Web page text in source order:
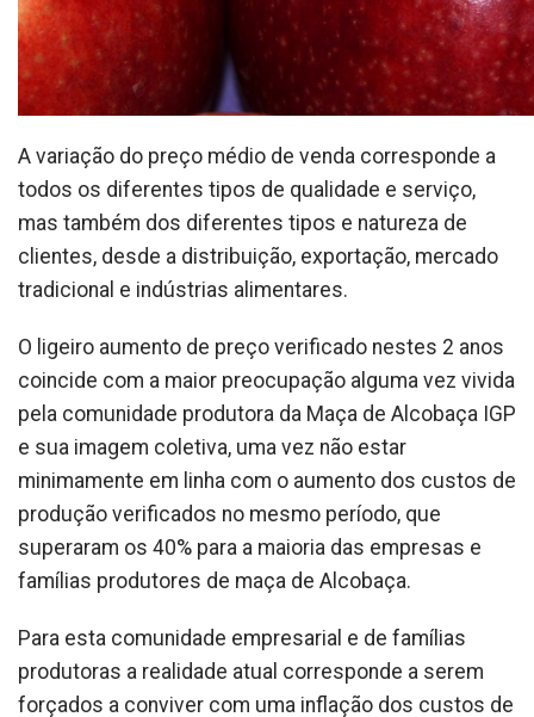
A variação do preço médio de venda corresponde a
todos os diferentes tipos de qualidade e serviço,
mas também dos diferentes tipos e natureza de
clientes, desde a distribuição, exportação, mercado
tradicional e indústrias alimentares.
O ligeiro aumento de preço verificado nestes 2 anos
coincide com a maior preocupação alguma vez vivida
pela comunidade produtora da Maça de Alcobaça IGP
e sua imagem coletiva, uma vez não estar
minimamente em linha com o aumento dos custos de
produção verificados no mesmo período, que
superaram os 40% para a maioria das empresas e
famílias produtores de maça de Alcobaça.
Para esta comunidade empresarial e de famílias
produtoras a realidade atual corresponde a serem
forçados a conviver com uma inflação dos custos de